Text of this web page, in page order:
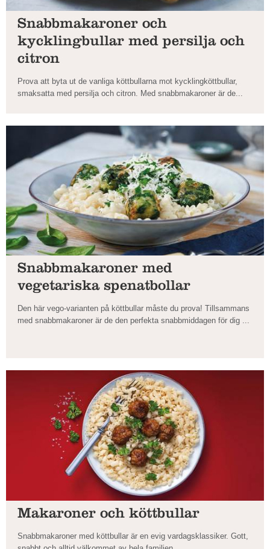
Snabbmakaroner och
kycklingbullar med persilja och
citron
Prova att byta ut de vanliga köttbullarna mot kycklingköttbullar,
smaksatta med persilja och citron. Med snabbmakaroner är de...
Snabbmakaroner med
vegetariska spenatbollar
Den här vego-varianten på köttbullar måste du prova! Tillsammans
med snabbmakaroner är de den perfekta snabbmiddagen för dig ...
Makaroner och köttbullar
Snabbmakaroner med köttbullar är en evig vardagsklassiker. Gott,